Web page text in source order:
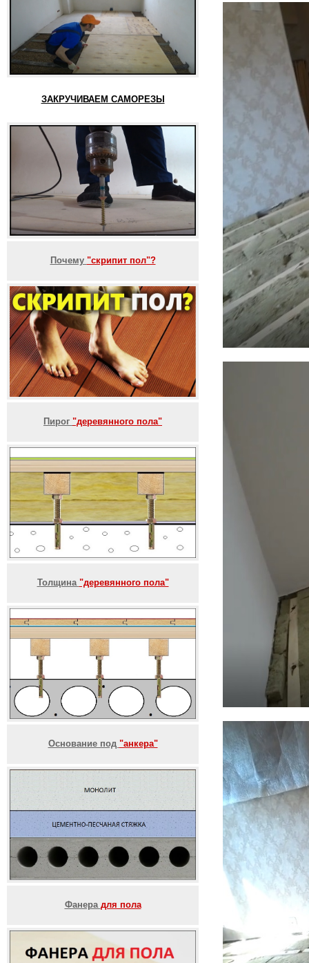
ЗАКРУЧИВАЕМ САМОРЕЗЫ
Почему "скрипит пол"?
Пирог "деревянного пола"
Толщина "деревянного пола"
Основание под "анкера"
Фанера для пола